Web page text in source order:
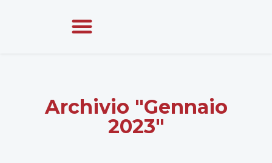
Archivio "Gennaio
2023"